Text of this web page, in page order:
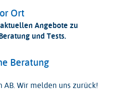
Ort
Angebote zu
und Tests.
Beratung
AB. Wir melden uns zurück!